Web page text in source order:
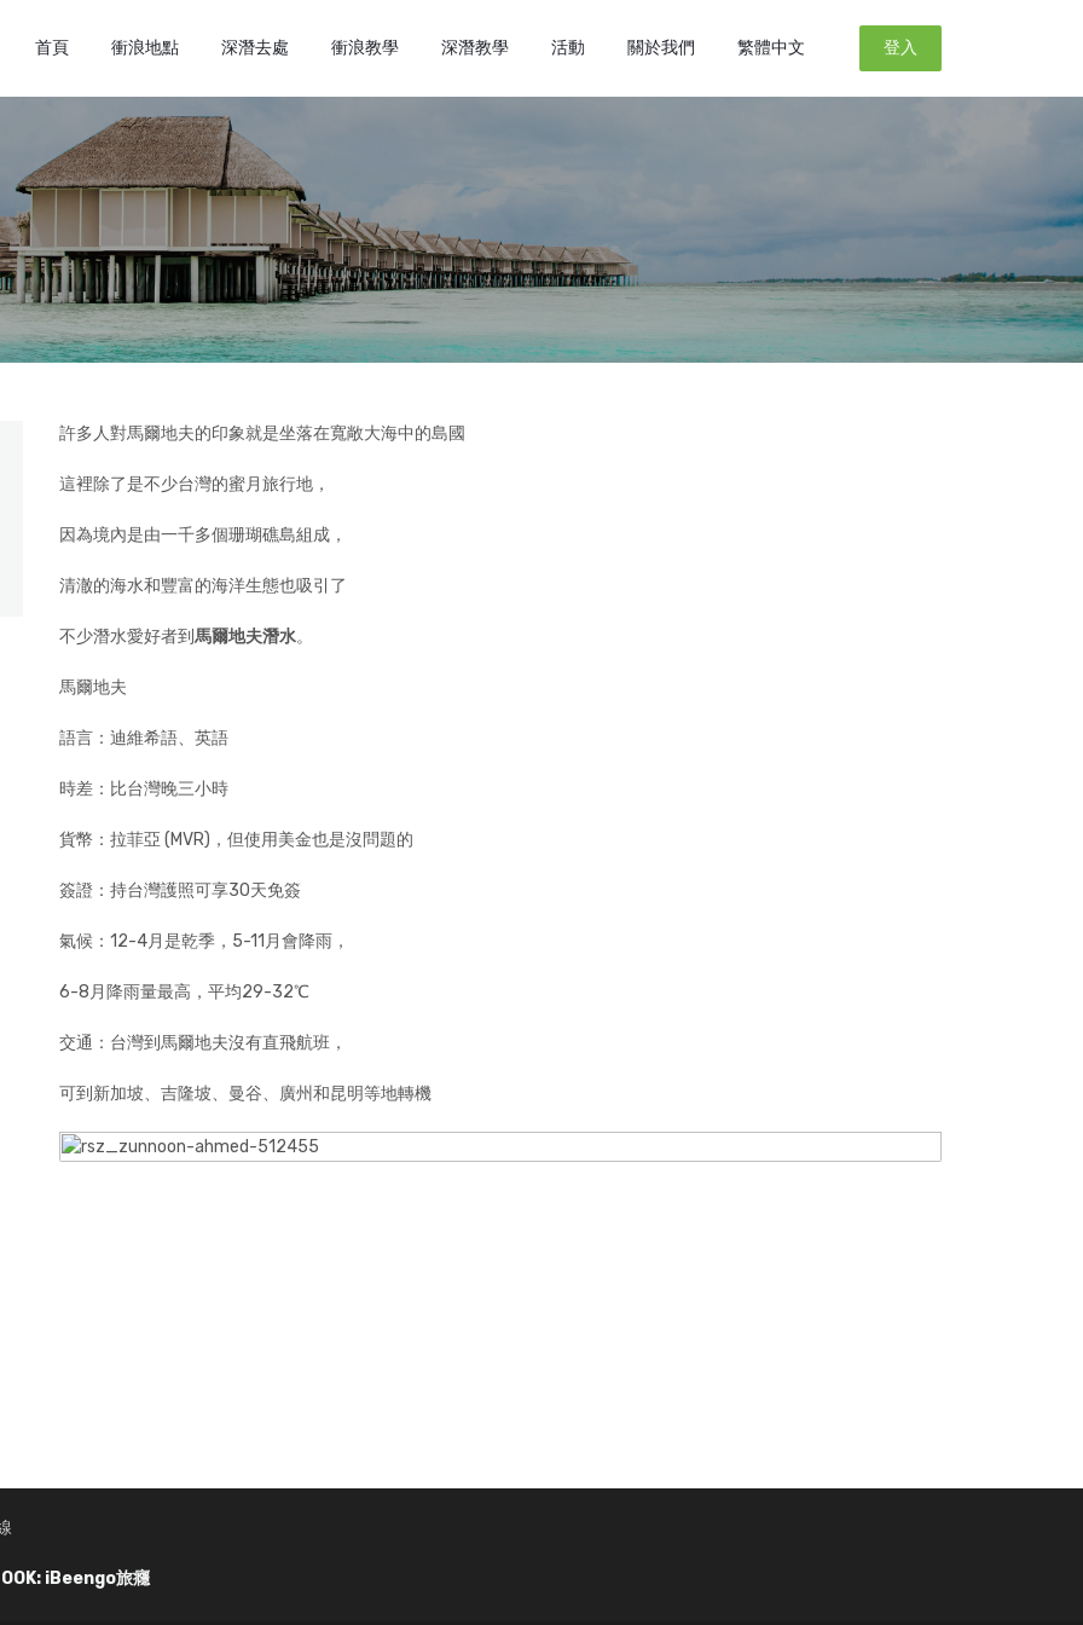
首頁 衝浪地點 深潛去處 衝浪教學 深潛教學 活動 關於我們 繁體中文 登入
許多人對馬爾地夫的印象就是坐落在寬敞大海中的島國
這裡除了是不少台灣的蜜月旅行地，
因為境內是由一千多個珊瑚礁島組成，
清澈的海水和豐富的海洋生態也吸引了
不少潛水愛好者到 馬爾地夫潛水。
馬爾地夫
語言：迪維希語、英語
時差：比台灣晚三小時
貨幣：拉菲亞 (MVR)，但使用美金也是沒問題的
簽證：持台灣護照可享30天免簽
氣候：12-4月是乾季，5-11月會降雨，
6-8月降雨量最高，平均29-32℃
交通：台灣到馬爾地夫沒有直飛航班，
可到新加坡、吉隆坡、曼谷、廣州和昆明等地轉機
iBeengo旅癮